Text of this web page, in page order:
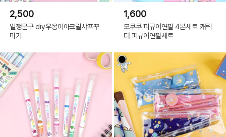
2,500
일정문구 diy우옹이아크릴샤프꾸
미기
1,600
모쿠쿠 피규어연필 4본세트 캐릭
터 피규어연필세트